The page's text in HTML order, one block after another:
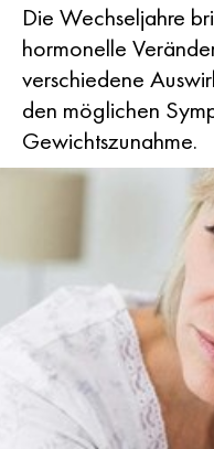
Die Wechseljahre
hormonelle
verschiedene
den möglichen
Gewichtszunahme.